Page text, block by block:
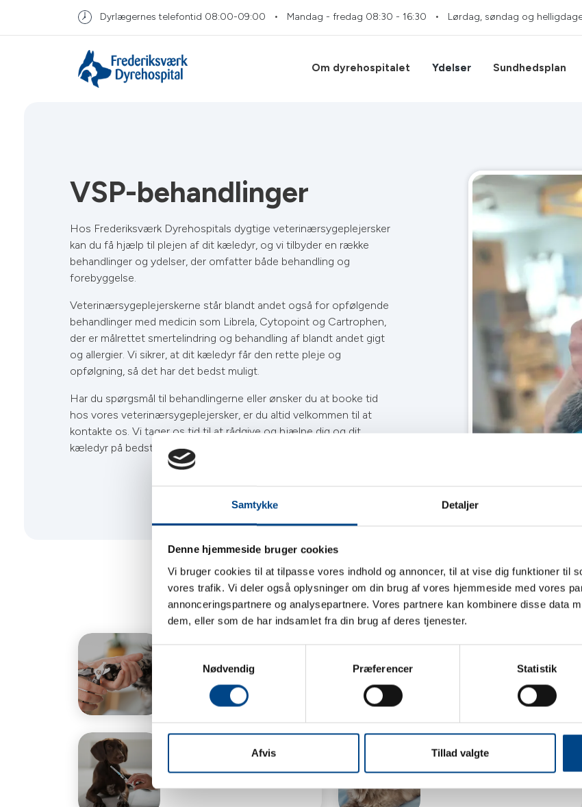
Samtykke Detaljer
Denne hjemmeside bruger cookies
Vi bruger cookies til at tilpasse vores indhold og annoncer, til at vise dig funktioner til
vores trafik. Vi deler også oplysninger om din brug af vores hjemmeside med vores
annonceringspartnere og analysepartnere. Vores partnere kan kombinere disse data
dem, eller som de har indsamlet fra din brug af deres tjenester.
Samtykkevalg
Nødvendig
Præferencer Statistik
Afvis Tillad valgte
Dyrlægernes telefontid 08:00-09:00 Mandag - fredag 08:30 - 16:30 Lørdag, søndag og
Om dyrehospitalet Ydelser Sundhedsplan
VSP-behandlinger
Hos Frederiksværk Dyrehospitals dygtige veterinærsygeplejersker
kan du få hjælp til plejen af dit kæledyr, og vi tilbyder en række
behandlinger og ydelser, der omfatter både behandling og
forebyggelse.
Veterinærsygeplejerskerne står blandt andet også for opfølgende
behandlinger med medicin som Librela, Cytopoint og Cartrophen,
der er målrettet smertelindring og behandling af blandt andet gigt
og allergier. Vi sikrer, at dit kæledyr får den rette pleje og
opfølgning, så det har det bedst muligt.
Har du spørgsmål til behandlingerne eller ønsker du at booke tid
hos vores veterinærsygeplejersker, er du altid velkommen til at
kontakte os. Vi tager os tid til at rådgive og hjælpe dig og dit
kæledyr på bedste vis.
Negleklip
Cytopoint Librela & Solensia